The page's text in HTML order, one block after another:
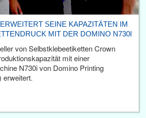
SEINE KAPAZITÄTEN IM
MIT DER DOMINO N730I
von Selbstklebeetiketten Crown
mit einer
N730i von Domino Printing
erweitert.